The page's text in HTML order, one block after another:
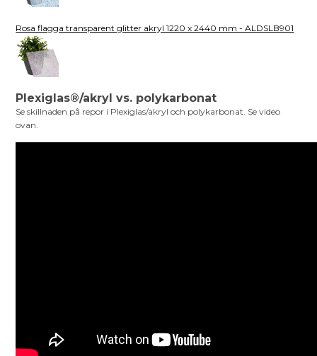
Rosa flagga transparent glitter akryl 1220 x 2440 mm - ALDSLB901
Plexiglas®/akryl vs. polykarbonat
Se skillnaden på repor i Plexiglas/akryl och polykarbonat. Se video
ovan.